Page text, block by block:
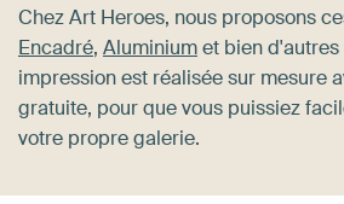
Chez Art Heroes, nous proposons
Encadré, Aluminiumet bien
impression est réalisée sur mesure
gratuite, pour que vous puissiez
votre propre galerie.